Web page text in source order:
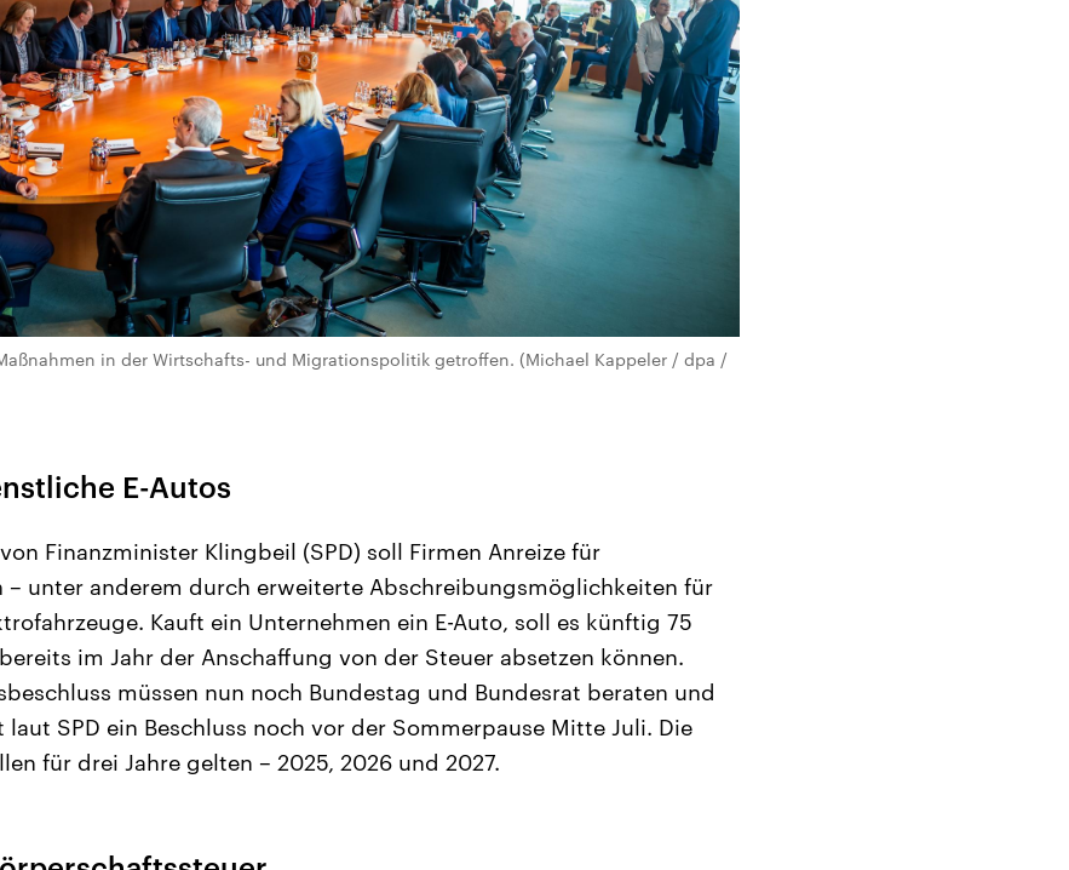
in der Wirtschafts- und Migrationspolitik getroffen. (Michael Kappeler / dpa /
E-Autos
Finanzminister Klingbeil (SPD) soll Firmen Anreize für
– unter anderem durch erweiterte Abschreibungsmöglichkeiten für
Kauft ein Unternehmen ein E-Auto, soll es künftig 75
im Jahr der Anschaffung von der Steuer absetzen können.
müssen nun noch Bundestag und Bundesrat beraten und
SPD ein Beschluss noch vor der Sommerpause Mitte Juli. Die
für drei Jahre gelten – 2025, 2026 und 2027.